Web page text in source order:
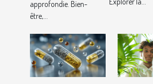
approfondie. Bien-
être,...
enfants ?